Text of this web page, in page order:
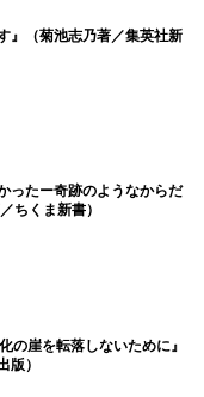
』（菊池志乃著／集英社新
ったー奇跡のようなからだ
ちくま新書）
の崖を転落しないために』
版）